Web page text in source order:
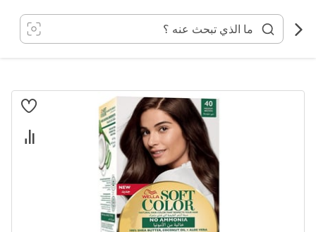
المحتوى
انتقل